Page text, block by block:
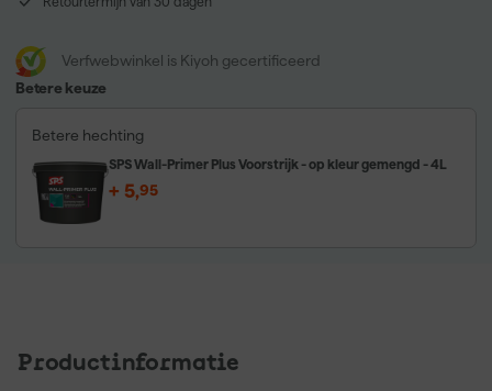
Verfwebwinkel is Kiyoh gecertificeerd
Betere keuze
Betere hechting
SPS Wall-Primer Plus Voorstrijk - op kleur gemengd - 4L
+ 5,95
Productinformatie